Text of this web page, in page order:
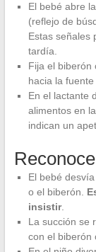
El bebé abre
(reflejo de
Estas señales
tardía.
Fija el biberón
hacia la fuente
En el lactante
alimentos en
indican un
El bebé
o el biberón.
insistir.
La succión se
con el biberón